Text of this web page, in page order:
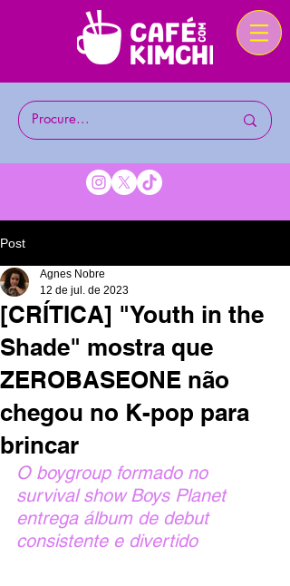
Post
[CRÍTICA] "Youth in the
Shade" mostra que
ZEROBASEONE não
chegou no K-pop para
brincar
Agnes Nobre
12 de jul. de 2023
O boygroup formado no
survival show Boys Planet
entrega álbum de debut
consistente e divertido